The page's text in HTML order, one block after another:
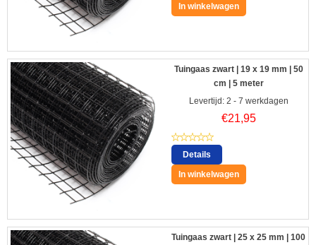
In winkelwagen
Tuingaas zwart | 19 x 19 mm | 50
cm | 5 meter
Levertijd: 2 - 7 werkdagen
€21,95
Details
In winkelwagen
Tuingaas zwart | 25 x 25 mm | 100